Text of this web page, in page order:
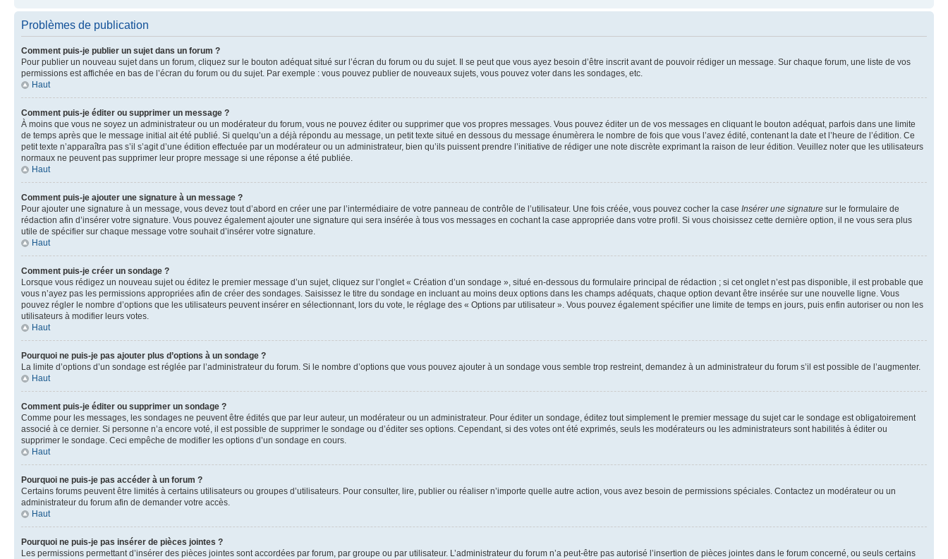
Problèmes de publication
Comment puis-je publier un sujet dans un forum ?
Pour publier un nouveau sujet dans un forum, cliquez sur le bouton adéquat situé sur l’écran du forum ou du sujet. Il se peut que vous ayez besoin d’être inscrit avant de pouvoir rédiger un message. Sur chaque forum, une liste de vos
permissions est affichée en bas de l’écran du forum ou du sujet. Par exemple : vous pouvez publier de nouveaux sujets, vous pouvez voter dans les sondages, etc.
Haut
Comment puis-je éditer ou supprimer un message ?
À moins que vous ne soyez un administrateur ou un modérateur du forum, vous ne pouvez éditer ou supprimer que vos propres messages. Vous pouvez éditer un de vos messages en cliquant le bouton adéquat, parfois dans une limite
de temps après que le message initial ait été publié. Si quelqu’un a déjà répondu au message, un petit texte situé en dessous du message énumèrera le nombre de fois que vous l’avez édité, contenant la date et l’heure de l’édition. Ce
petit texte n’apparaîtra pas s’il s’agit d’une édition effectuée par un modérateur ou un administrateur, bien qu’ils puissent prendre l’initiative de rédiger une note discrète exprimant la raison de leur édition. Veuillez noter que les utilisateurs
normaux ne peuvent pas supprimer leur propre message si une réponse a été publiée.
Haut
Comment puis-je ajouter une signature à un message ?
Pour ajouter une signature à un message, vous devez tout d’abord en créer une par l’intermédiaire de votre panneau de contrôle de l’utilisateur. Une fois créée, vous pouvez cocher la case Insérer une signature sur le formulaire de
rédaction afin d’insérer votre signature. Vous pouvez également ajouter une signature qui sera insérée à tous vos messages en cochant la case appropriée dans votre profil. Si vous choisissez cette dernière option, il ne vous sera plus
utile de spécifier sur chaque message votre souhait d’insérer votre signature.
Haut
Comment puis-je créer un sondage ?
Lorsque vous rédigez un nouveau sujet ou éditez le premier message d’un sujet, cliquez sur l’onglet « Création d’un sondage », situé en-dessous du formulaire principal de rédaction ; si cet onglet n’est pas disponible, il est probable que
vous n’ayez pas les permissions appropriées afin de créer des sondages. Saisissez le titre du sondage en incluant au moins deux options dans les champs adéquats, chaque option devant être insérée sur une nouvelle ligne. Vous
pouvez régler le nombre d’options que les utilisateurs peuvent insérer en sélectionnant, lors du vote, le réglage des « Options par utilisateur ». Vous pouvez également spécifier une limite de temps en jours, puis enfin autoriser ou non les
utilisateurs à modifier leurs votes.
Haut
Pourquoi ne puis-je pas ajouter plus d’options à un sondage ?
La limite d’options d’un sondage est réglée par l’administrateur du forum. Si le nombre d’options que vous pouvez ajouter à un sondage vous semble trop restreint, demandez à un administrateur du forum s’il est possible de l’augmenter.
Haut
Comment puis-je éditer ou supprimer un sondage ?
Comme pour les messages, les sondages ne peuvent être édités que par leur auteur, un modérateur ou un administrateur. Pour éditer un sondage, éditez tout simplement le premier message du sujet car le sondage est obligatoirement
associé à ce dernier. Si personne n’a encore voté, il est possible de supprimer le sondage ou d’éditer ses options. Cependant, si des votes ont été exprimés, seuls les modérateurs ou les administrateurs sont habilités à éditer ou
supprimer le sondage. Ceci empêche de modifier les options d’un sondage en cours.
Haut
Pourquoi ne puis-je pas accéder à un forum ?
Certains forums peuvent être limités à certains utilisateurs ou groupes d’utilisateurs. Pour consulter, lire, publier ou réaliser n’importe quelle autre action, vous avez besoin de permissions spéciales. Contactez un modérateur ou un
administrateur du forum afin de demander votre accès.
Haut
Pourquoi ne puis-je pas insérer de pièces jointes ?
Les permissions permettant d’insérer des pièces jointes sont accordées par forum, par groupe ou par utilisateur. L’administrateur du forum n’a peut-être pas autorisé l’insertion de pièces jointes dans le forum concerné, ou seuls certains